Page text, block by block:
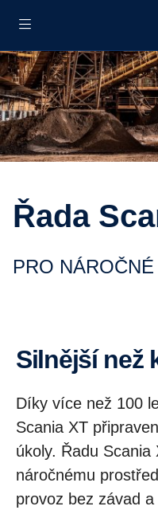
Řada
PRO
Silnější
Díky více než 100
Scania XT
úkoly. Řadu
náročnému
provoz bez závad